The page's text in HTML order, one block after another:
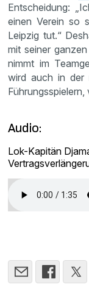
Entscheidung:
einen Verein so
Leipzig tut.“
mit seiner
nimmt im
wird auch in der
Führungsspielern,
Audio:
Lok-Kapitän